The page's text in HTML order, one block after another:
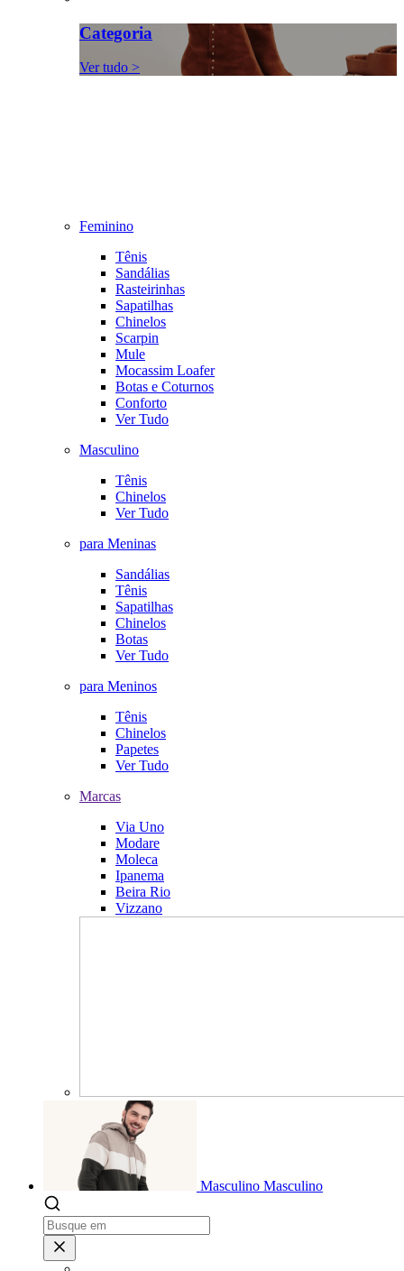
Categoria
Ver tudo >
Feminino
Tênis
Sandálias
Rasteirinhas
Sapatilhas
Chinelos
Scarpin
Mule
Mocassim Loafer
Botas e Coturnos
Conforto
Ver Tudo
Masculino
Tênis
Chinelos
Ver Tudo
para Meninas
Sandálias
Tênis
Sapatilhas
Chinelos
Botas
Ver Tudo
para Meninos
Tênis
Chinelos
Papetes
Ver Tudo
Marcas
Via Uno
Modare
Moleca
Ipanema
Beira Rio
Vizzano
Masculino Masculino